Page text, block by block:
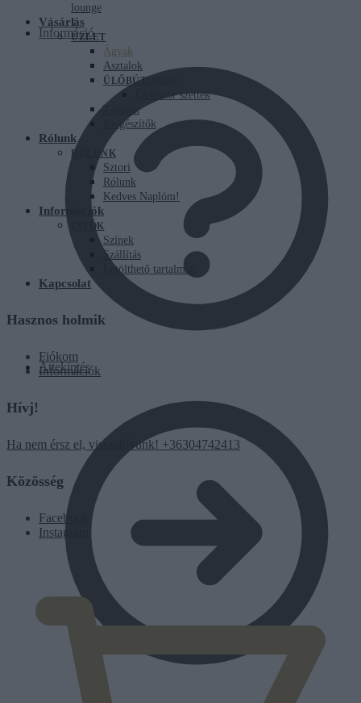
Információ
Áttekintés
lounge
Vásárlás
ÜZLET
Ágyak
Asztalok
ÜLŐBÚTOROK
Ülőbútor szettek
Tárolók
Kiegészítők
Rólunk
RÓLUNK
Sztori
Rólunk
Kedves Naplóm!
Információk
INFÓK
Színek
Szállítás
Letölthető tartalmak
Kapcsolat
Hasznos holmik
Fiókom
Információk
Hívj!
Ha nem érsz el, visszahívunk! +36304742413
Közösség
Facebook
Instagram